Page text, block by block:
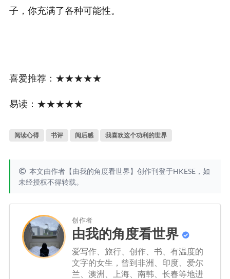
子，你充满了各种可能性。
喜爱推荐：★★★★★
易读：★★★★★
阅读心得 书评 阅后感 我喜欢这个功利的世界
本文由作者【由我的角度看世界】创作刊登于HKESE，如
未经授权不得转载。
创作者
由我的角度看世界
爱写作、旅行、创作、书、有温度的
文字的女生，曾到非洲、印度、爱尔
兰、澳洲、上海、南韩、长春等地进